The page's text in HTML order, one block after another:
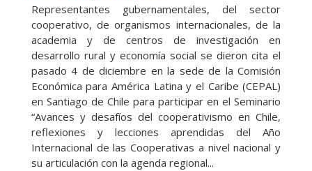
Representantes gubernamentales, del sector
cooperativo, de organismos internacionales, de la
academia y de centros de investigación en
desarrollo rural y economía social se dieron cita el
pasado 4 de diciembre en la sede de la Comisión
Económica para América Latina y el Caribe (CEPAL)
en Santiago de Chile para participar en el Seminario
“Avances y desafíos del cooperativismo en Chile,
reflexiones y lecciones aprendidas del Año
Internacional de las Cooperativas a nivel nacional y
su articulación con la agenda regional...